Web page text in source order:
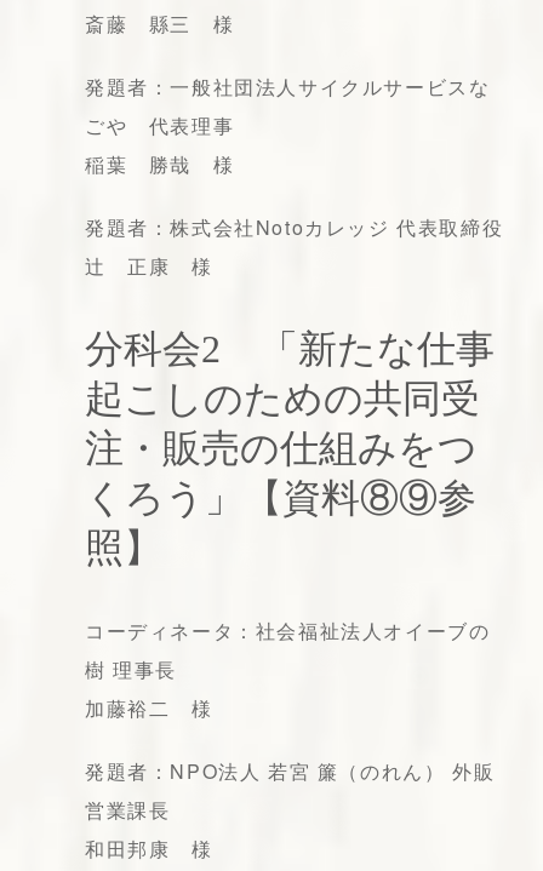
斎藤 縣三 様
発題者：一般社団法人サイクルサービスな
ごや 代表理事
稲葉 勝哉 様
発題者：株式会社Notoカレッジ 代表取締役
辻 正康 様
分科会2 「新たな仕事
起こしのための共同受
注・販売の仕組みをつ
くろう」【資料⑧⑨参
照】
コーディネータ：社会福祉法人オイーブの
樹 理事長
加藤裕二 様
発題者：NPO法人 若宮 簾（のれん） 外販
営業課長
和田邦康 様